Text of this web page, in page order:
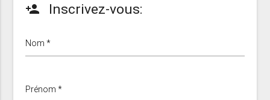
person_add Inscrivez-vous:
Nom *
Prénom *